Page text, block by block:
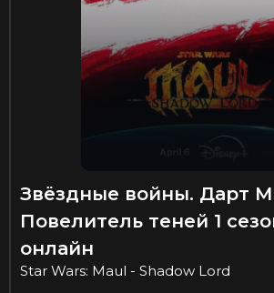
Звёздные войны. Дарт
Повелитель теней 1
онлайн
Star Wars: Maul - Shadow Lord